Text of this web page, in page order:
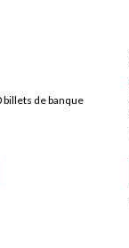
de banque